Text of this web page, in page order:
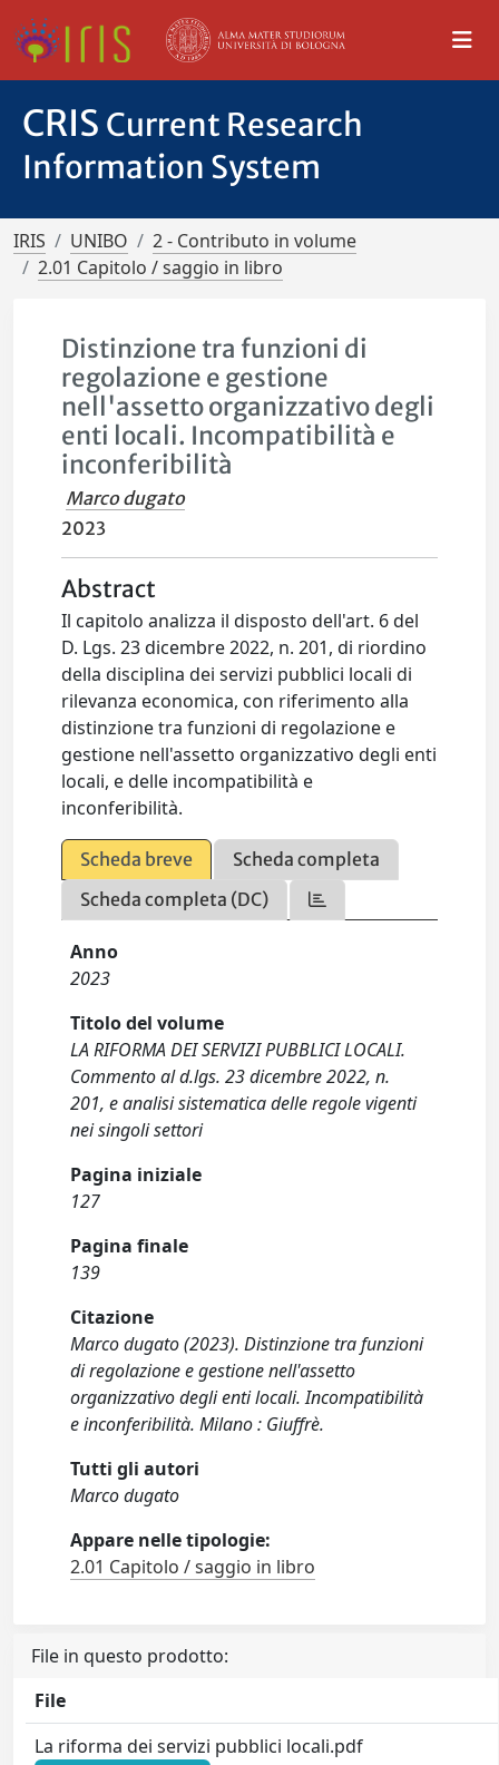
CRIS Current Research
Information System
IRIS UNIBO
2 - Contributo in volume
2.01 Capitolo / saggio in libro
Distinzione tra funzioni di
regolazione e gestione
nell'assetto organizzativo degli
enti locali. Incompatibilità e
inconferibilità
Marco dugato
2023
Abstract
Il capitolo analizza il disposto dell'art. 6 del
D. Lgs. 23 dicembre 2022, n. 201, di riordino
della disciplina dei servizi pubblici locali di
rilevanza economica, con riferimento alla
distinzione tra funzioni di regolazione e
gestione nell'assetto organizzativo degli enti
locali, e delle incompatibilità e
inconferibilità.
Scheda breve
Scheda completa
Scheda completa (DC)
Anno
2023
Titolo del volume
LA RIFORMA DEI SERVIZI PUBBLICI LOCALI.
Commento al d.lgs. 23 dicembre 2022, n.
201, e analisi sistematica delle regole vigenti
nei singoli settori
Pagina iniziale
127
Pagina finale
139
Citazione
Marco dugato (2023). Distinzione tra funzioni
di regolazione e gestione nell'assetto
organizzativo degli enti locali. Incompatibilità
e inconferibilità. Milano : Giuffrè.
Tutti gli autori
Marco dugato
Appare nelle tipologie:
2.01 Capitolo / saggio in libro
File in questo prodotto:
File
La riforma dei servizi pubblici locali.pdf